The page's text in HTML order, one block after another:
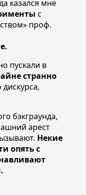
казался мне
с
проф.
пускали в
странно
бэкграунда,
арест
Некие
опять с